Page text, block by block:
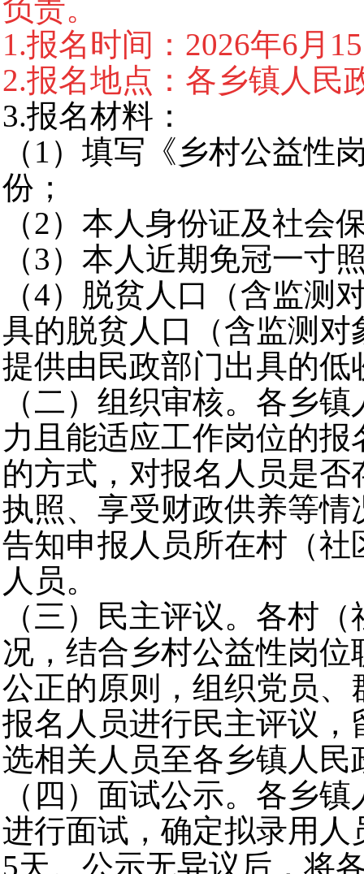
负责。
1.报名时间：2026年6月
2.报名地点：各乡镇人民
3.报名材料：
（1）填写《乡村公益性
份；
（2）本人身份证及社会
（3）本人近期免冠一寸
（4）脱贫人口（含监测
具的脱贫人口（含监测
提供由民政部门出具的
（二）组织审核。各乡
力且能适应工作岗位的
的方式，对报名人员是
执照、享受财政供养等
告知申报人员所在村（
人员。
（三）民主评议。各村
况，结合乡村公益性岗
公正的原则，组织党员
报名人员进行民主评议
选相关人员至各乡镇人民
（四）面试公示。各乡
进行面试，确定拟录用
5天。公示无异议后，将